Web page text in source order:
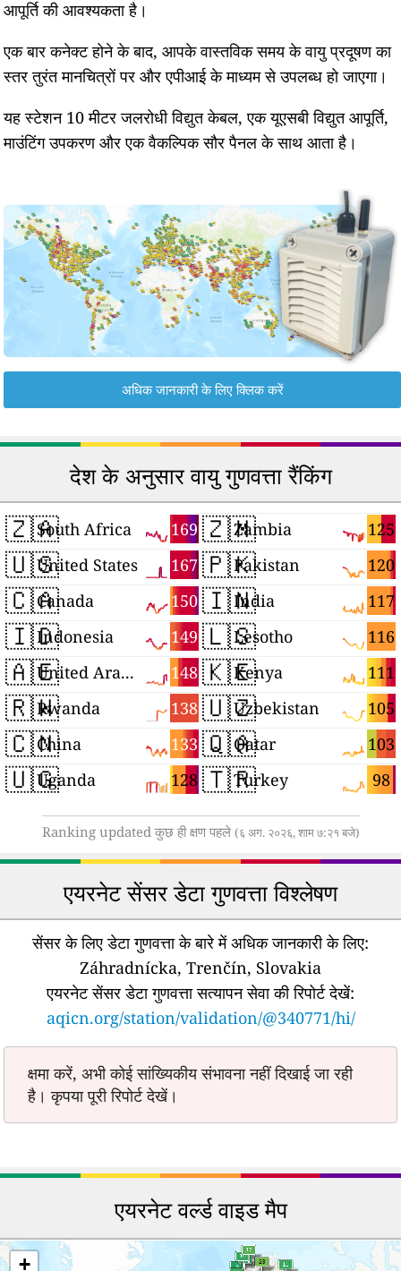
आपूर्ति की आवश्यकता है।
एक बार कनेक्ट होने के बाद, आपके वास्तविक समय के वायु प्रदूषण का
स्तर तुरंत मानचित्रों पर और एपीआई के माध्यम से उपलब्ध हो जाएगा।
यह स्टेशन 10 मीटर जलरोधी विद्युत केबल, एक यूएसबी विद्युत आपूर्ति,
माउंटिंग उपकरण और एक वैकल्पिक सौर पैनल के साथ आता है।
अधिक जानकारी के लिए क्लिक करें
देश के अनुसार वायु गुणवत्ता रैंकिंग
🇿🇦 169
South Africa
🇺🇸 167
United States
🇨🇦 150
Canada
🇮🇩 149
Indonesia
🇦🇪 148
United Arab Emirates
🇷🇼 138
Rwanda
🇨🇳 133
China
🇺🇬 128
Uganda
🇿🇲 125
Zambia
🇵🇰 120
Pakistan
🇮🇳 117
India
🇱🇸 116
Lesotho
🇰🇪 111
Kenya
🇺🇿 105
Uzbekistan
🇶🇦 103
Qatar
🇹🇷 98
Turkey
Ranking updated कुछ ही क्षण पहले (६ अग. २०२६, शाम ७:२१ बजे)
एयरनेट सेंसर डेटा गुणवत्ता विश्लेषण
सेंसर के लिए डेटा गुणवत्ता के बारे में अधिक जानकारी के लिए:
Záhradnícka, Trenčín, Slovakia
एयरनेट सेंसर डेटा गुणवत्ता सत्यापन सेवा की रिपोर्ट देखें:
aqicn.org/station/validation/@340771/hi/
क्षमा करें, अभी कोई सांख्यिकीय संभावना नहीं दिखाई जा रही
है। कृपया पूरी रिपोर्ट देखें।
एयरनेट वर्ल्ड वाइड मैप
+